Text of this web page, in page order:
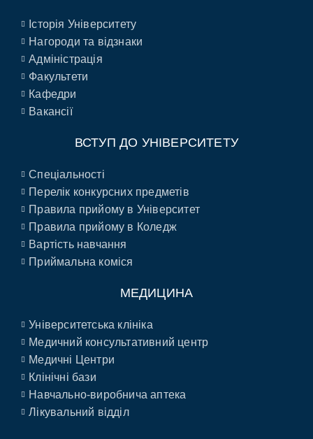
Історія Університету
Нагороди та відзнаки
Адміністрація
Факультети
Кафедри
Вакансії
ВСТУП ДО УНІВЕРСИТЕТУ
Спеціальності
Перелік конкурсних предметів
Правила прийому в Університет
Правила прийому в Коледж
Вартість навчання
Приймальна коміся
МЕДИЦИНА
Університетська клініка
Медичний консультативний центр
Медичні Центри
Клінічні бази
Навчально-виробнича аптека
Лікувальний відділ